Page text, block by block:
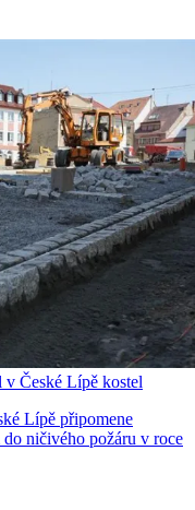
v České Lípě kostel
Lípě připomene
ničivého požáru v roce